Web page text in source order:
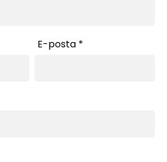
E-posta *